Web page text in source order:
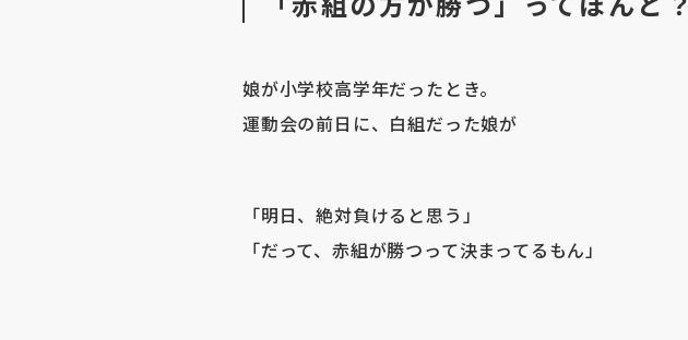
娘が小学校高学年だったとき。
運動会の前日に、白組だった娘が
「明日、絶対負けると思う」
「だって、赤組が勝つって決まってるもん」